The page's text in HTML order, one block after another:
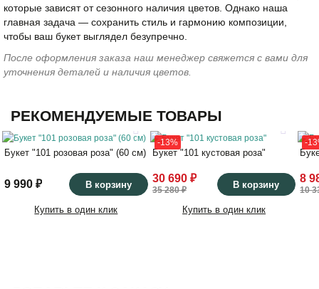
которые зависят от сезонного наличия цветов. Однако наша
главная задача — сохранить стиль и гармонию композиции,
чтобы ваш букет выглядел безупречно.
После оформления заказа наш менеджер свяжется с вами для
уточнения деталей и наличия цветов.
РЕКОМЕНДУЕМЫЕ ТОВАРЫ
51
Букет "101 розовая роза" (60 см)
9 990 ₽ В корзину
Купить в один клик
-13%
Букет "101 кустовая роза"
30 690 ₽
35 280 ₽ В корзину
Купить в один клик
-
8
10